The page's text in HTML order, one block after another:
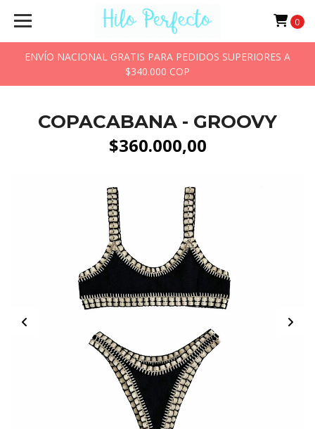
ENVÍO NACIONAL GRATIS PARA PEDIDOS SUPERIORES A
$340.000 COP
0
COPACABANA - GROOVY
$360.000,00